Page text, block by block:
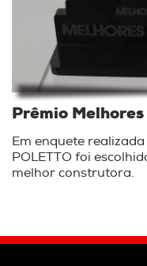
Prêmio
Em enquete
POLETTO foi
melhor construtora.